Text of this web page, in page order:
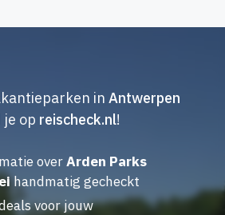
in Antwerpen
op reischeck.nl!
overArden Parks
handmatig gecheckt
voor jouw